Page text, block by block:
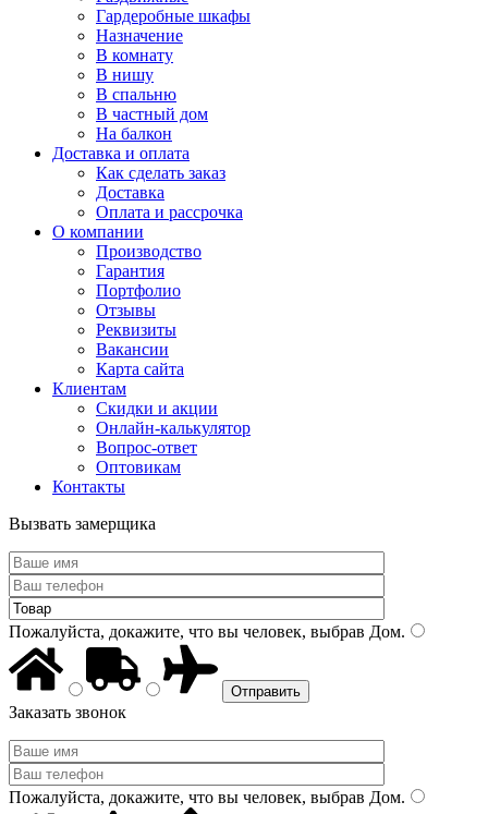
Гардеробные шкафы
Назначение
В комнату
В нишу
В спальню
В частный дом
На балкон
Доставка и оплата
Как сделать заказ
Доставка
Оплата и рассрочка
О компании
Производство
Гарантия
Портфолио
Отзывы
Реквизиты
Вакансии
Карта сайта
Клиентам
Скидки и акции
Онлайн-калькулятор
Вопрос-ответ
Оптовикам
Контакты
Вызвать замерщика
Пожалуйста, докажите, что вы человек, выбрав Дом.
Заказать звонок
Пожалуйста, докажите, что вы человек, выбрав Дом.